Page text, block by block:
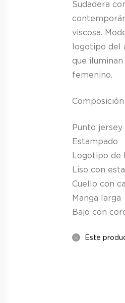
Sudadera
viscosa.
logotipo del
que
femenino.
Punto jersey
Estampado
Logotipo de
Liso con
Cuello con
Manga larga
Bajo con
Este